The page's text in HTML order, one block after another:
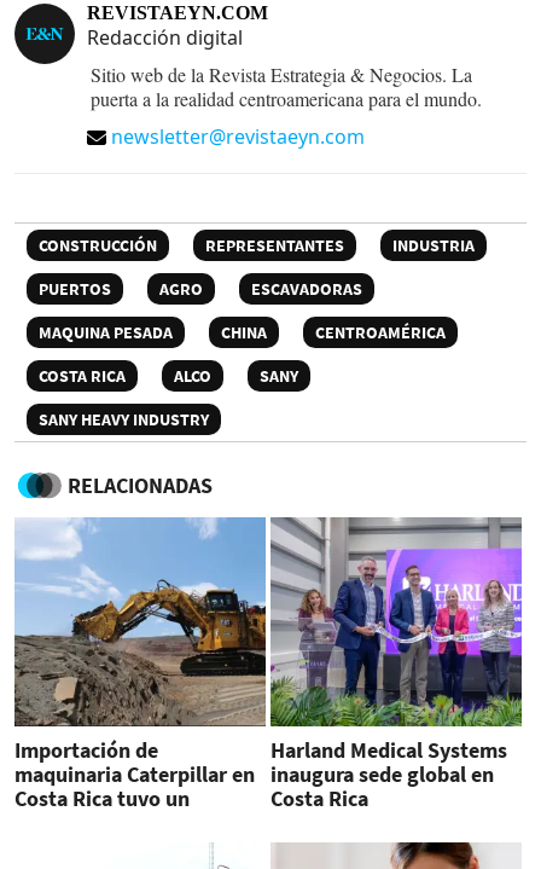
REVISTAEYN.COM
Redacción digital
Sitio web de la Revista Estrategia & Negocios. La
puerta a la realidad centroamericana para el mundo.
newsletter@revistaeyn.com
CONSTRUCCIÓN REPRESENTANTES
INDUSTRIA
PUERTOS
AGRO
ESCAVADORAS
MAQUINA PESADA
CHINA
CENTROAMÉRICA
COSTA RICA
ALCO
SANY
SANY HEAVY INDUSTRY
RELACIONADAS
Importación de
maquinaria Caterpillar en
Costa Rica tuvo un
Harland Medical Systems
inaugura sede global en
Costa Rica